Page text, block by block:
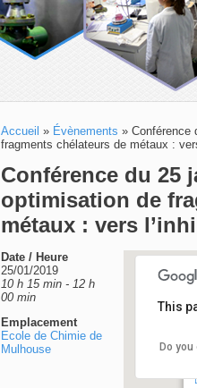
Accueil » Évènements » Conférence
fragments chélateurs de métaux :
Conférence du 25
optimisation de
métaux : vers
This
Do
Date / Heure
25/01/2019
10 h 15 min - 12 h
00 min
Emplacement
Ecole de Chimie de
Mulhouse